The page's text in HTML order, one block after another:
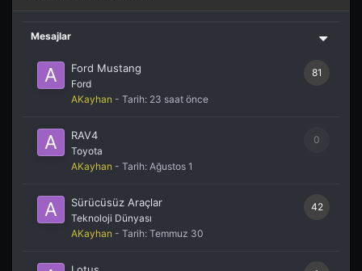
Mesajlar
81
Ford Mustang
Ford
AKayhan - Tarih: 23 saat önce
0
RAV4
Toyota
AKayhan - Tarih: Ağustos 1
42
Sürücüsüz Araçlar
Teknoloji Dünyası
AKayhan - Tarih: Temmuz 30